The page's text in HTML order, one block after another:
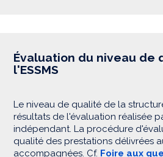
Évaluation du niveau de
l'ESSMS
Le niveau de qualité de la
résultats de l'évaluation réalisée
indépendant. La procédure
qualité des prestations délivrées
accompagnées. Cf. Foire aux